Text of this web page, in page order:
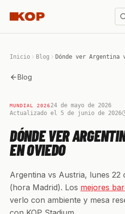
Inicio Blog
Blog
MUNDIAL 202624 de mayo de 2026
Actualizado el 5 de junio de 2026
DÓNDE VER
EN OVIEDO
Argentina vs Austria, lunes 22
(hora Madrid). Los mejores
verlo con ambiente y mesa